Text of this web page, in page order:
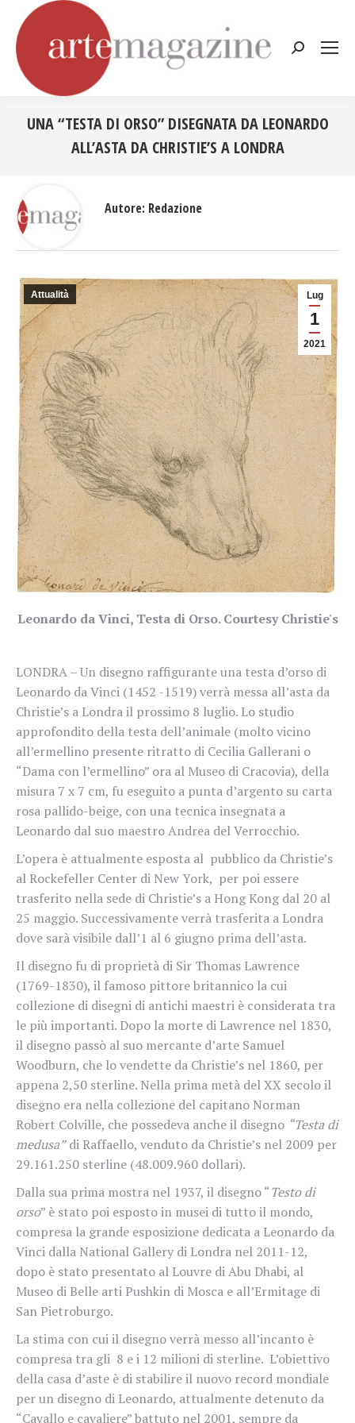
Cerca:
UNA “TESTA DI ORSO” DISEGNATA DA LEONARDO
ALL’ASTA DA CHRISTIE’S A LONDRA
Lug
1
2021
Attualità
Leonardo da Vinci, Testa di Orso. Courtesy Christie's
LONDRA – Un disegno raffigurante una testa d’orso di
Leonardo da Vinci (1452 -1519) verrà messa all’asta da
Christie’s a Londra il prossimo 8 luglio. Lo studio
approfondito della testa dell’animale (molto vicino
all’ermellino presente ritratto di Cecilia Gallerani o
“Dama con l’ermellino” ora al Museo di Cracovia), della
misura 7 x 7 cm, fu eseguito a punta d’argento su carta
rosa pallido-beige, con una tecnica insegnata a
Leonardo dal suo maestro Andrea del Verrocchio.
L’opera è attualmente esposta al pubblico da Christie’s
al Rockefeller Center di New York, per poi essere
trasferito nella sede di Christie’s a Hong Kong dal 20 al
25 maggio. Successivamente verrà trasferita a Londra
dove sarà visibile dall’1 al 6 giugno prima dell’asta.
Il disegno fu di proprietà di Sir Thomas Lawrence
(1769-1830), il famoso pittore britannico la cui
collezione di disegni di antichi maestri è considerata tra
le più importanti. Dopo la morte di Lawrence nel 1830,
il disegno passò al suo mercante d’arte Samuel
Woodburn, che lo vendette da Christie’s nel 1860, per
appena 2,50 sterline. Nella prima metà del XX secolo il
disegno era nella collezione del capitano Norman
Robert Colville, che possedeva anche il disegno “Testa di
medusa”di Raffaello, venduto da Christie’s nel 2009 per
29.161.250 sterline (48.009.960 dollari).
Dalla sua prima mostra nel 1937, il disegno “Testo di
orso” è stato poi esposto in musei di tutto il mondo,
compresa la grande esposizione dedicata a Leonardo da
Vinci dalla National Gallery di Londra nel 2011-12,
dopo è stato presentato al Louvre di Abu Dhabi, al
Museo di Belle arti Pushkin di Mosca e all’Ermitage di
San Pietroburgo.
La stima con cui il disegno verrà messo all’incanto è
compresa tra gli 8 e i 12 milioni di sterline. L’obiettivo
della casa d’aste è di stabilire il nuovo record mondiale
per un disegno di Leonardo, attualmente detenuto da
“Cavallo e cavaliere” battuto nel 2001, sempre da
Autore: Redazione